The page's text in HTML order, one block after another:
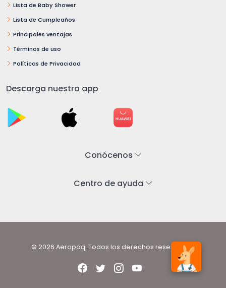
Lista de Baby Shower
Lista de Cumpleaños
Principales ventajas
Términos de uso
Políticas de Privacidad
Descarga nuestra app
Conócenos
Centro de ayuda
© 2026 Aeropaq. Todos los derechos reservados.